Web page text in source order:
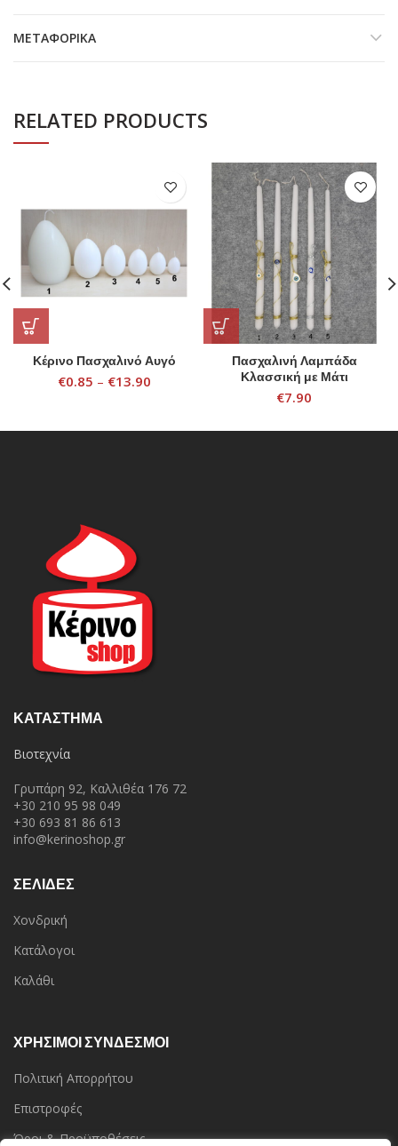
ΜΕΤΑΦΟΡΙΚΆ
RELATED PRODUCTS
Κέρινο Πασχαλινό Αυγό
€0.85 – €13.90
Πασχαλινή Λαμπάδα
Κλασσική με Μάτι
€7.90
ΚΑΤΆΣΤΗΜΑ
Βιοτεχνία
Γρυπάρη 92, Καλλιθέα 176 72
+30 210 95 98 049
+30 693 81 86 613
info@kerinoshop.gr
ΣΕΛΙΔΕΣ
Χονδρική
Κατάλογοι
Καλάθι
ΧΡΗΣΙΜΟΙ ΣΥΝΔΕΣΜΟΙ
Πολιτική Απορρήτου
Επιστροφές
Όροι & Προϋποθέσεις